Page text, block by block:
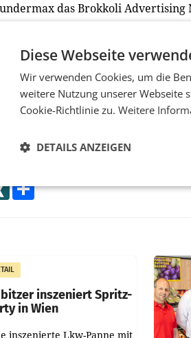
das Brokkoli Advertising
inszeniert Spritz-
in Wien
inszenierte Lkw-Panne mit
Diese Webseite
Wir verwenden Cookies, um die
weitere Nutzung unserer Webseite
Cookie-Richtlinie zu. Weitere
DETAILS ANZEIGEN